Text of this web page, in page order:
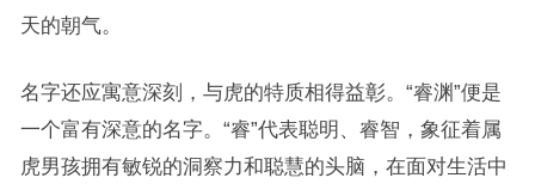
天的朝气。
名字还应寓意深刻，与虎的特质相得益彰。“睿渊”便是
一个富有深意的名字。“睿”代表聪明、睿智，象征着属
虎男孩拥有敏锐的洞察力和聪慧的头脑，在面对生活中